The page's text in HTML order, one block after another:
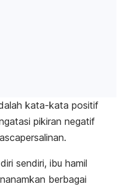
kata-kata positif
pikiran negatif
sendiri, ibu hamil
berbagai